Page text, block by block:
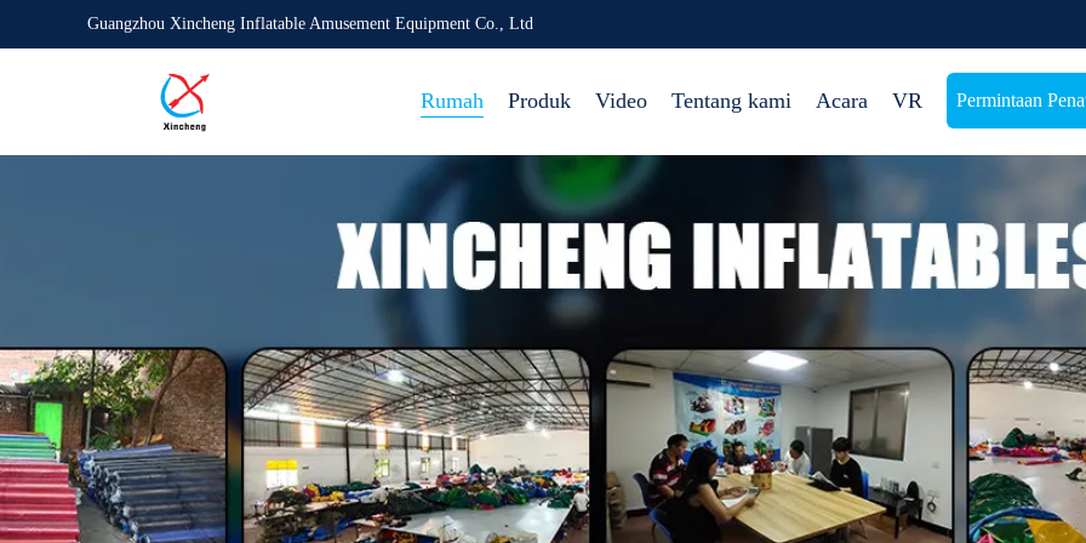
Guangzhou Xincheng Inflatable Amusement Equipment Co., Ltd
Rumah Produk Video Tentang kami Acara VR Permintaan